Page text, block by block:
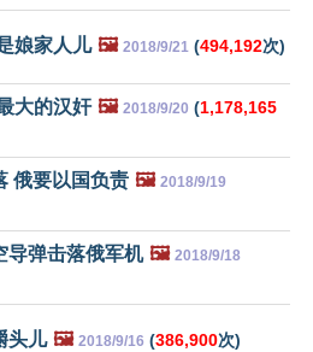
娘家人儿 🖼️ 2018/9/21 (494,192次)
大的汉奸 🖼️ 2018/9/20 (1,178,165
俄要以国负责 🖼️ 2018/9/19
导弹击落俄军机 🖼️ 2018/9/18
头儿 🖼️ 2018/9/16 (386,900次)